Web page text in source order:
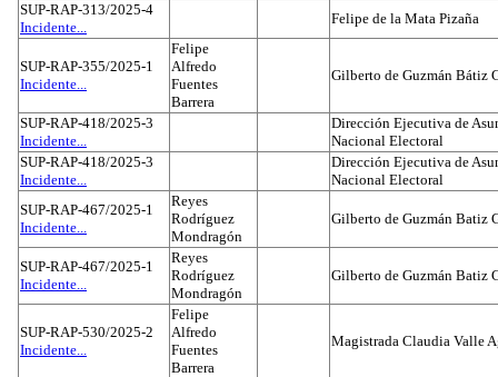
SUP-RAP-313/2025-4
Incidente...
Felipe de la Mata Pizaña
SUP-RAP-355/2025-1
Incidente...
Felipe
Alfredo
Fuentes
Barrera
Gilberto de Guzmán Bátiz
SUP-RAP-418/2025-3
Incidente...
Dirección Ejecutiva de
Nacional Electoral
SUP-RAP-418/2025-3
Incidente...
Dirección Ejecutiva de
Nacional Electoral
SUP-RAP-467/2025-1
Incidente...
Reyes
Rodríguez
Mondragón
Gilberto de Guzmán Batiz
SUP-RAP-467/2025-1
Incidente...
Reyes
Rodríguez
Mondragón
Gilberto de Guzmán Batiz
SUP-RAP-530/2025-2
Incidente...
Felipe
Alfredo
Fuentes
Barrera
Magistrada Claudia Valle